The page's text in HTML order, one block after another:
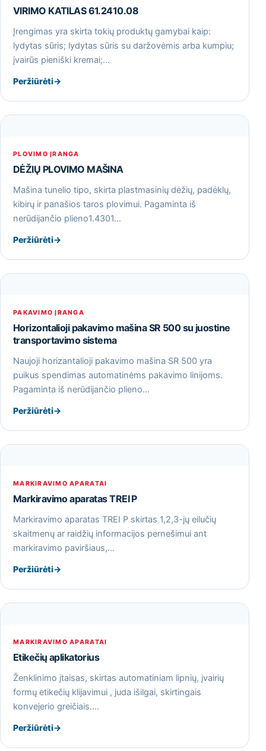
VIRIMO KATILAS 61.2410.08
Įrengimas yra skirta tokių produktų gamybai kaip:
lydytas sūris; lydytas sūris su daržovėmis arba kumpiu;
įvairūs pieniški kremai;…
Peržiūrėti→
PLOVIMO ĮRANGA
DĖŽIŲ PLOVIMO MAŠINA
Mašina tunelio tipo, skirta plastmasinių dėžių, padėklų,
kibirų ir panašios taros plovimui. Pagaminta iš
nerūdijančio plieno1.4301…
Peržiūrėti→
PAKAVIMO ĮRANGA
Horizontalioji pakavimo mašina SR 500 su juostine
transportavimo sistema
Naujoji horizantalioji pakavimo mašina SR 500 yra
puikus spendimas automatinėms pakavimo linijoms.
Pagaminta iš nerūdijančio plieno…
Peržiūrėti→
MARKIRAVIMO APARATAI
Markiravimo aparatas TREI P
Markiravimo aparatas TREI P skirtas 1,2,3-jų eilučių
skaitmenų ar raidžių informacijos pernešimui ant
markiravimo paviršiaus,…
Peržiūrėti→
MARKIRAVIMO APARATAI
Etikečių aplikatorius
Ženklinimo įtaisas, skirtas automatiniam lipnių, įvairių
formų etikečių klijavimui , juda išilgai, skirtingais
konvejerio greičiais.…
Peržiūrėti→